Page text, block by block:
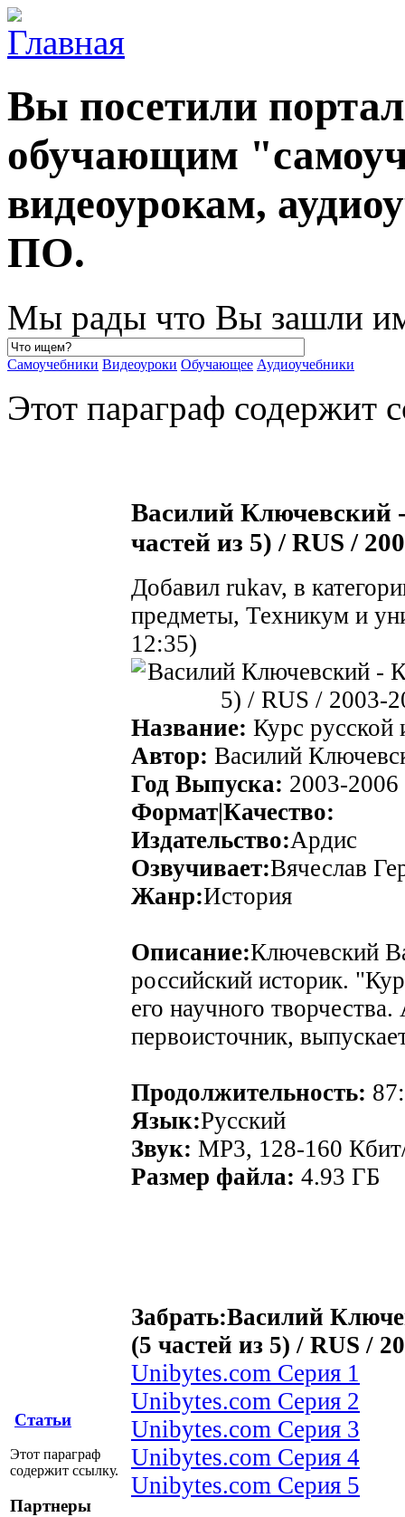
Вы посетили
обучающим
видеоурокам,
ПО.
Мы рады что Вы зашли
Самоучебники Видеоуроки Обучающее Аудиоучебники
Этот параграф содержит
Статьи
Этот параграф
содержит ссылку.
Партнеры
Василий Ключевский
частей из 5) / RUS /
Добавил rukav, в
предметы, Техникум и
12:35)
Название: Курс русской
Автор: Василий
Год Выпуска: 2003-2006
Формат|Качество:
Издательство:Ардис
Озвучивает:Вячеслав
Жанр:История
Описание:Ключевский
российский историк.
его научного
первоисточник,
Продолжительность:
Язык:Русский
Звук: MP3, 128-160
Размер файла: 4.93 ГБ
Забрать:Василий
(5 частей из 5) / RUS /
Unibytes.com Серия 1
Unibytes.com Серия 2
Unibytes.com Серия 3
Unibytes.com Серия 4
Unibytes.com Серия 5